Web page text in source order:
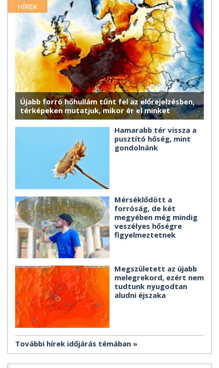
HÍREK
Újabb forró hőhullám tűnt fel az előrejelzésben,
térképeken mutatjuk, mikor ér el minket
Hamarabb tér vissza a
pusztító hőség, mint
gondolnánk
Mérséklődött a
forróság, de két
megyében még mindig
veszélyes hőségre
figyelmeztetnek
Megszületett az újabb
melegrekord, ezért nem
tudtunk nyugodtan
aludni éjszaka
További hírek időjárás témában